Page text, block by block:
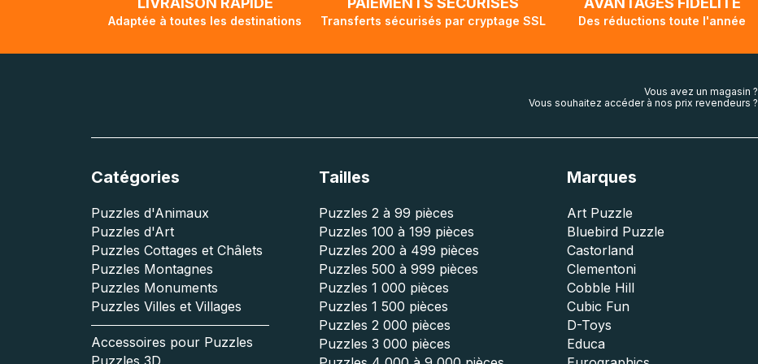
Adaptée à toutes les destinations Transferts sécurisés par cryptage SSL Des réductions toute l'année
Vous avez un magasin ?
Vous souhaitez accéder à nos prix revendeurs ?
Catégories
Puzzles d'Animaux
Puzzles d'Art
Puzzles Cottages et Châlets
Puzzles Montagnes
Puzzles Monuments
Puzzles Villes et Villages
Accessoires pour Puzzles
Puzzles 3D
Tailles
Puzzles 2 à 99 pièces
Puzzles 100 à 199 pièces
Puzzles 200 à 499 pièces
Puzzles 500 à 999 pièces
Puzzles 1 000 pièces
Puzzles 1 500 pièces
Puzzles 2 000 pièces
Puzzles 3 000 pièces
Marques
Art Puzzle
Bluebird Puzzle
Castorland
Clementoni
Cobble Hill
Cubic Fun
D-Toys
Educa